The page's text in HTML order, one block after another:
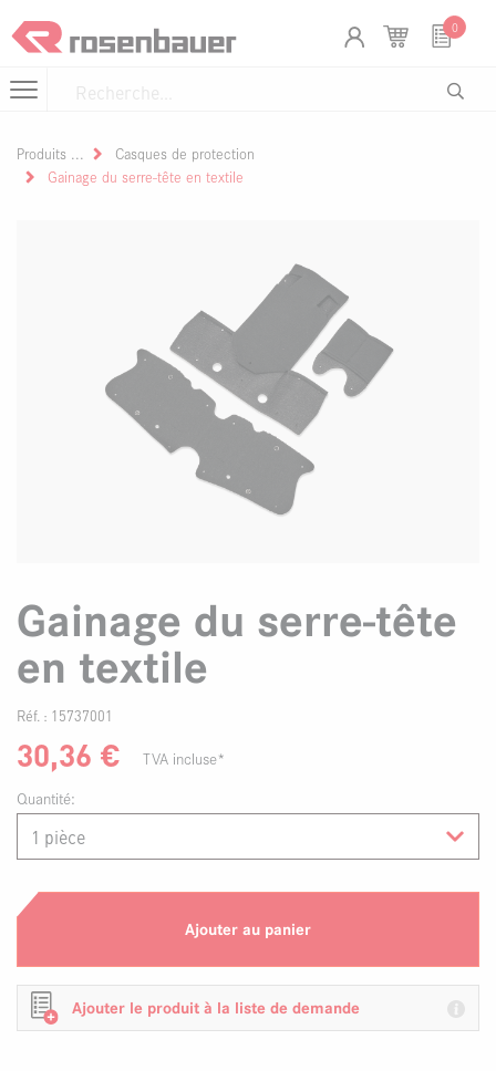
0
Produits
Casques de protection
Gainage du serre-tête en textile
Gainage du serre-tête
en textile
Réf. : 15737001
30,36 €
TVA incluse*
Quantité:
Ajouter au panier
Ajouter le produit à la liste de demande